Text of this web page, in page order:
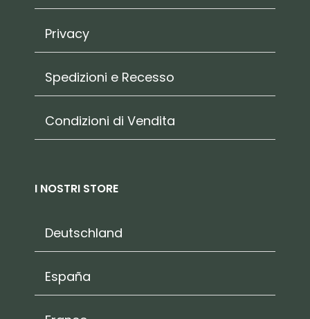
Privacy
Spedizioni e Recesso
Condizioni di Vendita
I NOSTRI STORE
Deutschland
España